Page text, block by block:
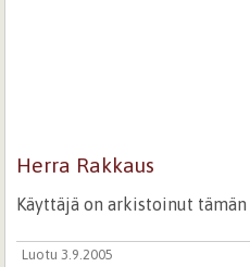
Herra Rakkaus
Käyttäjä on arkistoinut tämän
Luotu 3.9.2005